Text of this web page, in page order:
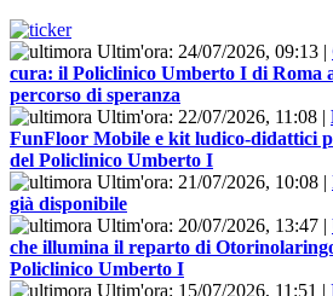
Ultim'ora: 24/07/2026, 09:13 |
cura: il Policlinico Umberto I di Roma
percorso di speranza
Ultim'ora: 22/07/2026, 11:08 |
FunFloor Mobile e kit ludico-didattici
del Policlinico Umberto I
Ultim'ora: 21/07/2026, 10:08 |
già disponibile
Ultim'ora: 20/07/2026, 13:47 |
che illumina il reparto di
Policlinico Umberto I
Ultim'ora: 15/07/2026, 11:51 |